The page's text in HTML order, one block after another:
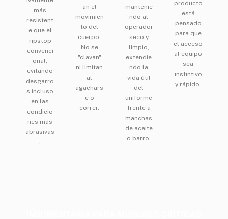
más
resistent
e que el
ripstop
convenci
onal,
evitando
desgarro
s incluso
en las
condicio
nes más
abrasivas
.
an el
movimien
to del
cuerpo.
No se
"clavan"
ni limitan
al
agachars
e o
correr.
mantenie
ndo al
operador
seco y
limpio,
extendie
ndo la
vida útil
del
uniforme
frente a
manchas
de aceite
o barro.
producto
está
pensado
para que
el acceso
al equipo
sea
instintivo
y rápido.